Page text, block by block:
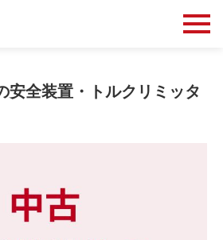
安全装置・トルクリミッタ